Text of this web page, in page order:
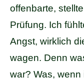
offenbarte,
Prüfung. Ich
Angst, wirklich
wagen. Denn
war? Was,